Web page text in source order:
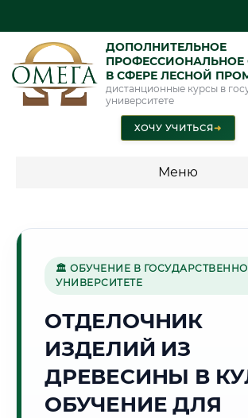
ДОПОЛНИТЕЛЬНОЕ
ПРОФЕССИОНАЛЬНОЕ
В СФЕРЕ ЛЕСНОЙ
дистанционные курсы в
университете
ХОЧУ УЧИТЬСЯ➜
Меню
промышленность"
🏔️
Г. КУЛЯБ
Точное местное время:
09:39:48
🏛 ОБУЧЕНИЕ В
УНИВЕРСИТЕТЕ
ОТДЕЛОЧНИК
ИЗДЕЛИЙ ИЗ
ДРЕВЕСИНЫ В
ОБУЧЕНИЕ ДЛЯ